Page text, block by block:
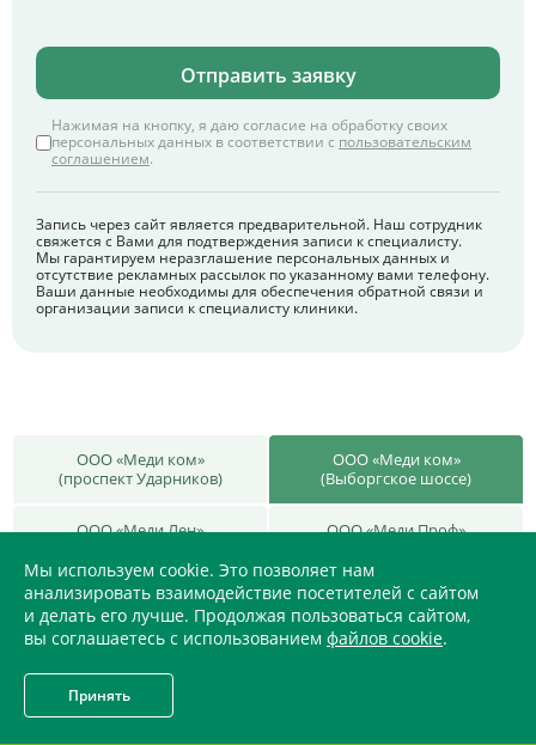
Отправить заявку
Нажимая на кнопку, я даю согласие на обработку своих
персональных данных в соответствии с пользовательским
соглашением.
Запись через сайт является предварительной. Наш сотрудник
свяжется с Вами для подтверждения записи к специалисту.
Мы гарантируем неразглашение персональных данных и
отсутствие рекламных рассылок по указанному вами телефону.
Ваши данные необходимы для обеспечения обратной связи и
организации записи к специалисту клиники.
ООО «Меди ком»
(проспект Ударников)
ООО «Меди ком»
(Выборгское шоссе)
ООО «Меди Лен»
ООО «Меди Проф»
ООО «Меди Проф»
(ул. Малая Балканская)
ООО «Меди Здрав»
(ул. Дыбенко)
Мы используем cookie. Это позволяет нам
анализировать взаимодействие посетителей с сайтом
и делать его лучше. Продолжая пользоваться сайтом,
вы соглашаетесь с использованием файлов cookie.
Принять